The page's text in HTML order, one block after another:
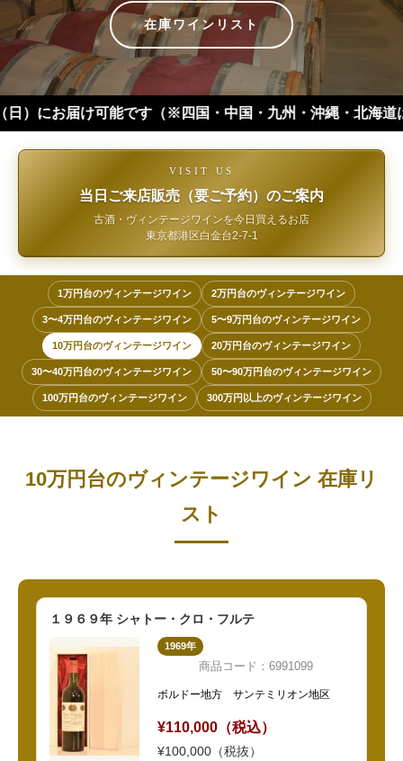
在庫ワインリスト
国・中国・九州・沖縄・北海道は+１日 離島などは更に
VISIT US
当日ご来店販売（要ご予約）のご案内
古酒・ヴィンテージワインを今日買えるお店
東京都港区白金台2-7-1
1万円台のヴィンテージワイン 2万円台のヴィンテージワイン
3〜4万円台のヴィンテージワイン 5〜9万円台のヴィンテージワイン
10万円台のヴィンテージワイン 20万円台のヴィンテージワイン
30〜40万円台のヴィンテージワイン 50〜90万円台のヴィンテージワイン
100万円台のヴィンテージワイン 300万円以上のヴィンテージワイン
10万円台のヴィンテージワイン 在庫リ
スト
１９６９年 シャトー・クロ・フルテ
1969年
商品コード：6991099
ボルドー地方 サンテミリオン地区
¥110,000（税込）
¥100,000（税抜）